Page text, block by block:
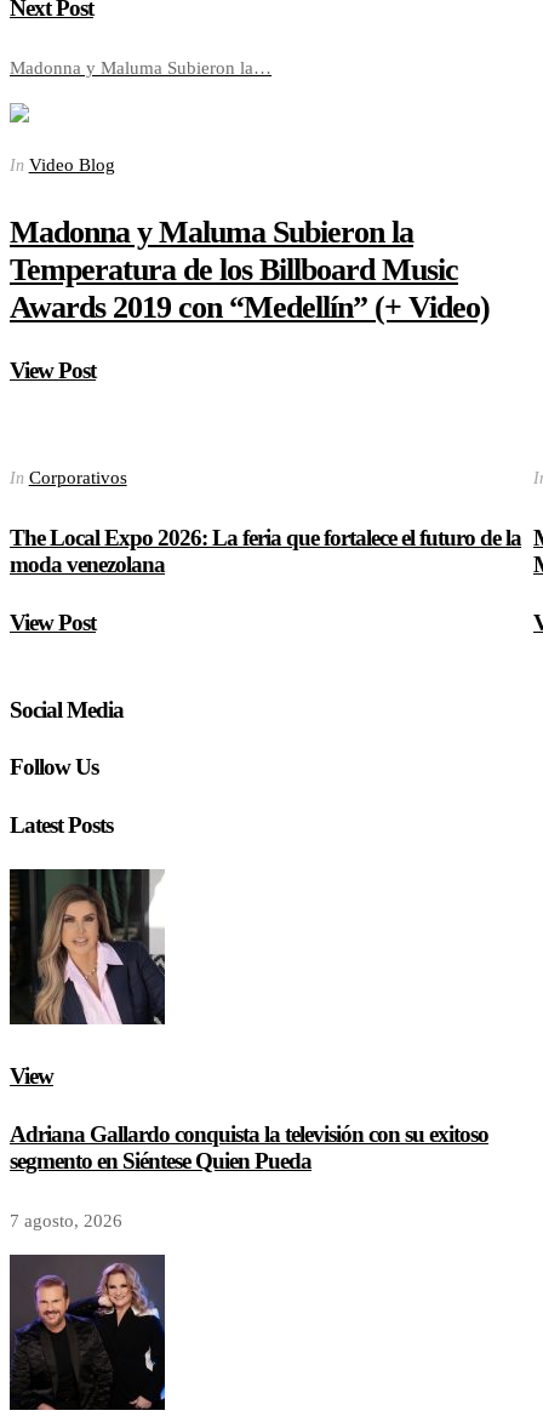
Next Post
Madonna y Maluma Subieron la…
In Video Blog
Madonna y Maluma Subieron la
Temperatura de los Billboard Music
Awards 2019 con “Medellín” (+ Video)
View Post
In Corporativos
The Local Expo 2026: La feria que fortalece el futuro de la
moda venezolana
View Post
Social Media
Follow Us
Latest Posts
View
Adriana Gallardo conquista la televisión con su exitoso
segmento en Siéntese Quien Pueda
7 agosto, 2026